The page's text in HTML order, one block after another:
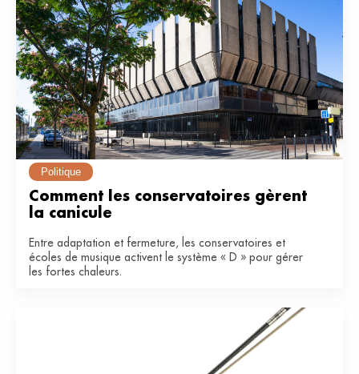
Politique
Comment les conservatoires gèrent
la canicule
Entre adaptation et fermeture, les conservatoires et
écoles de musique activent le système « D » pour gérer
les fortes chaleurs.